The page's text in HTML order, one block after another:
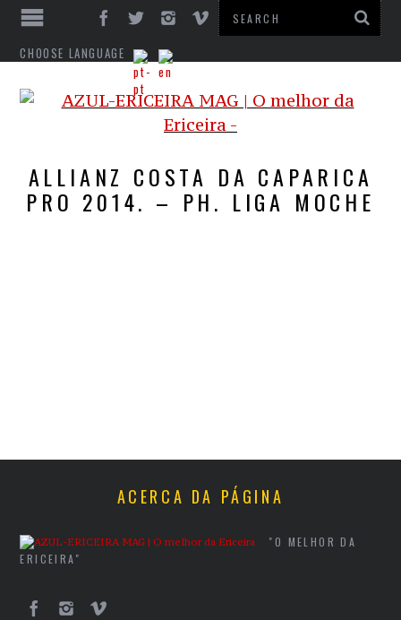
CHOOSE LANGUAGE
ALLIANZ COSTA DA CAPARICA
PRO 2014. – PH. LIGA MOCHE
ACERCA DA PÁGINA
"O MELHOR DA
ERICEIRA"